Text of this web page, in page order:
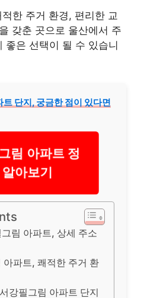
적한 주거 환경, 편리한 교
갖춘 곳으로 울산에서 주
좋은 선택이 될 수 있습니
단지, 궁금한 점이 있다면
림 아파트 정
아보기
림 아파트, 상세 주소
아파트, 쾌적한 주거 환
강필그림 아파트 단지